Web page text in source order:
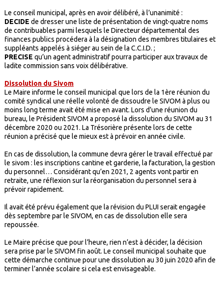
Le conseil municipal, après en avoir délibéré, à l’unanimité :
DECIDE de dresser une liste de présentation de vingt-quatre noms
de contribuables parmi lesquels le Directeur départemental des
finances publics procédera à la désignation des membres titulaires et
suppléants appelés à siéger au sein de la C.C.I.D. ;
PRECISE qu’un agent administratif pourra participer aux travaux de
ladite commission sans voix délibérative.
Dissolution du Sivom
Le Maire informe le conseil municipal que lors de la 1ère réunion du
comité syndical une réelle volonté de dissoudre le SIVOM à plus ou
moins long terme avait été mise en avant. Lors d’une réunion du
bureau, le Président SIVOM a proposé la dissolution du SIVOM au 31
décembre 2020 ou 2021. La Trésorière présente lors de cette
réunion a précisé que le mieux est à prévoir en année civile.
En cas de dissolution, la commune devra gérer le travail effectué par
le sivom : les inscriptions cantine et garderie, la facturation, la gestion
du personnel… Considérant qu’en 2021, 2 agents vont partir en
retraite, une réflexion sur la réorganisation du personnel sera à
prévoir rapidement.
Il avait été prévu également que la révision du PLUI serait engagée
dès septembre par le SIVOM, en cas de dissolution elle sera
repoussée.
Le Maire précise que pour l’heure, rien n’est à décider, la décision
sera prise par le SIVOM fin août. Le conseil municipal souhaite que
cette démarche continue pour une dissolution au 30 juin 2020 afin de
terminer l’année scolaire si cela est envisageable.